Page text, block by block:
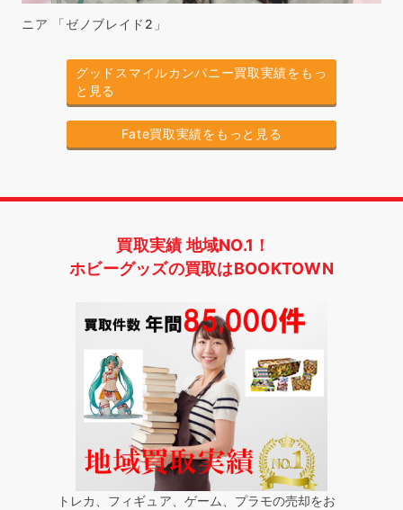
ニア 「ゼノブレイド2」
グッドスマイルカンパニー買取実績をもっ
と見る
Fate買取実績をもっと見る
買取実績 地域NO.1！
ホビーグッズの買取はBOOKTOWN
トレカ、フィギュア、ゲーム、プラモの売却をお